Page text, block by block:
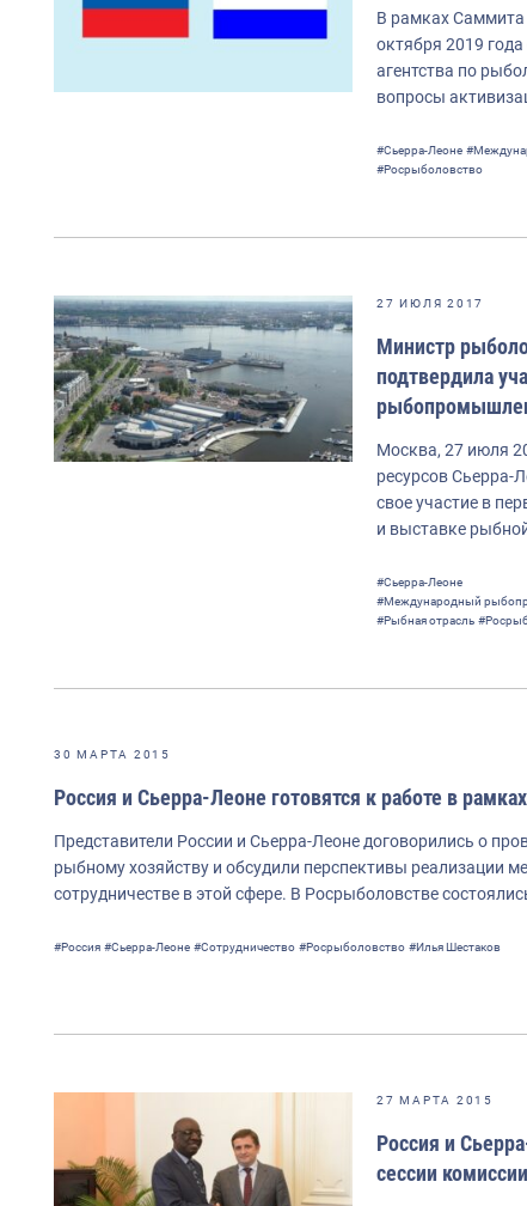
В рамках
октября 2019
агентства по
вопросы
#Сьерра-Леоне
#Росрыболовство
27 ИЮЛЯ 2017
Министр
подтвердила
Москва, 27 июля
ресурсов Сьерра-
свое участие в
и выставке
#Сьерра-Леоне
#Международный
#Рыбная отрасль
30 МАРТА 2015
Россия и Сьерра-Леоне готовятся к работе в
Представители России и Сьерра-Леоне договорились о
рыбному хозяйству и обсудили перспективы реализации
сотрудничестве в этой сфере. В Росрыболовстве
#Россия #Сьерра-Леоне #Сотрудничество #Росрыболовство #Илья Шестаков
27 МАРТА 2015
Россия и
сессии